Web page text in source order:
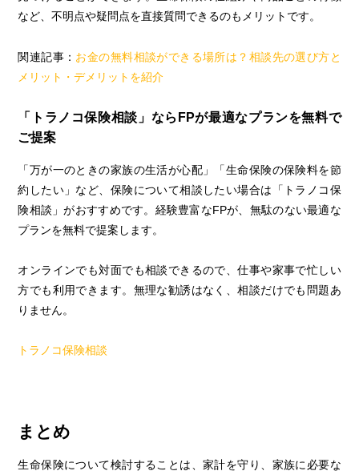
など、不明点や疑問点を直接質問できるのもメリットです。
関連記事： お金の無料相談ができる場所は？相談先の選び方と
メリット・デメリットを紹介
「トラノコ保険相談」ならFPが最適なプランを無料で
ご提案
「万が一のときの家族の生活が心配」「生命保険の保険料を節
約したい」など、保険について相談したい場合は「トラノコ保
険相談」がおすすめです。経験豊富なFPが、無駄のない最適な
プランを無料で提案します。
オンラインでも対面でも相談できるので、仕事や家事で忙しい
方でも利用できます。無理な勧誘はなく、相談だけでも問題あ
りません。
トラノコ保険相談
まとめ
生命保険について検討することは、家計を守り、家族に必要な